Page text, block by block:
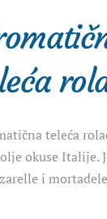
teleća
okuse Italije.
i